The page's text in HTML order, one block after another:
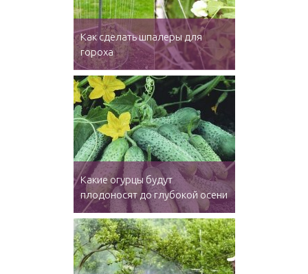
Как сделать шпалеры для
гороха
Какие огурцы будут
плодоносят до глубокой осени